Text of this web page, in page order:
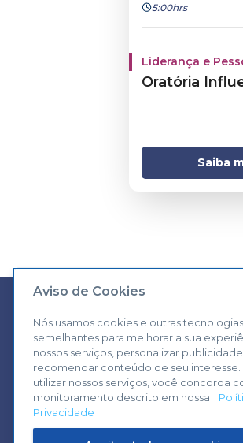
5:00hrs
Liderança e
Oratória
Saiba
Central de
0800 570 0800
Aviso de Cookies
Nós usamos cookies e outras tecnologias
semelhantes para melhorar a sua
nossos serviços, personalizar
recomendar conteúdo de seu interesse.
utilizar nossos serviços, você concorda
monitoramento descrito em nossa
Privacidade